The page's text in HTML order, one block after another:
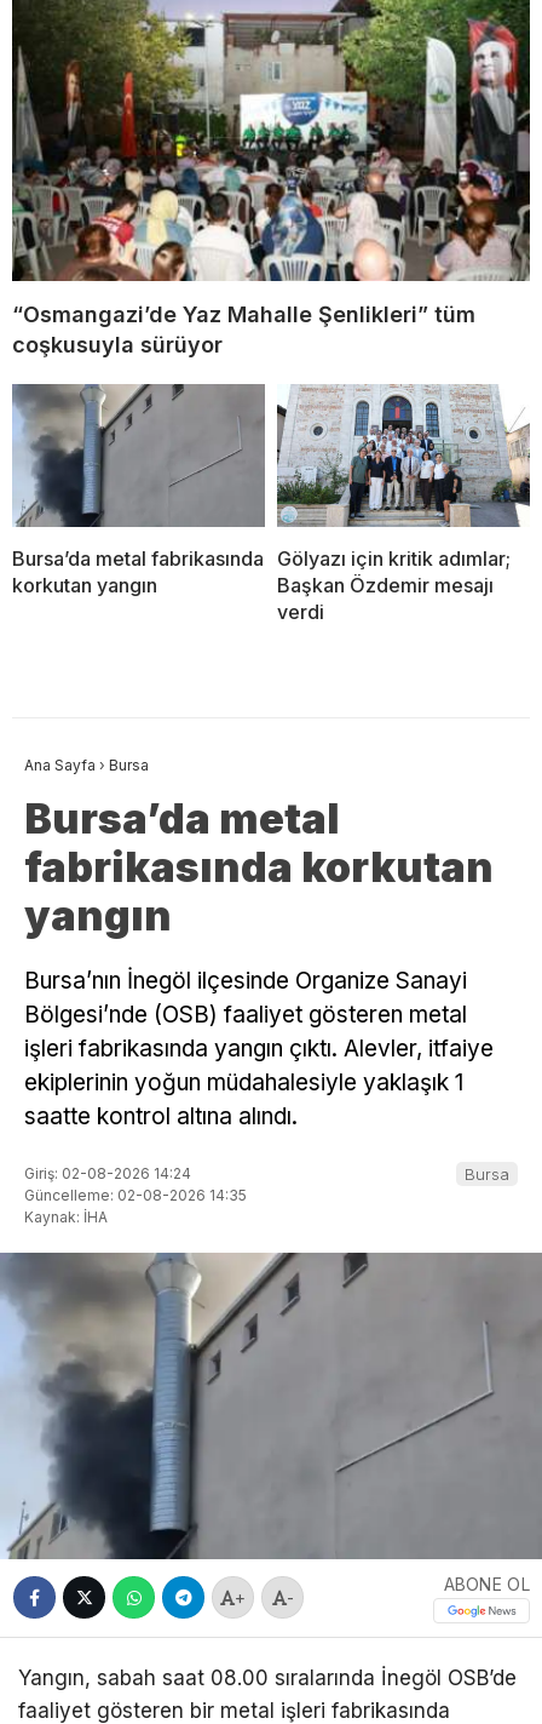
“Osmangazi’de Yaz Mahalle Şenlikleri” tüm
coşkusuyla sürüyor
Bursa’da metal fabrikasında
korkutan yangın
Gölyazı için kritik adımlar;
Başkan Özdemir mesajı
verdi
Ana Sayfa › Bursa
Bursa’da metal
fabrikasında korkutan
yangın
Bursa’nın İnegöl ilçesinde Organize Sanayi
Bölgesi’nde (OSB) faaliyet gösteren metal
işleri fabrikasında yangın çıktı. Alevler, itfaiye
ekiplerinin yoğun müdahalesiyle yaklaşık 1
saatte kontrol altına alındı.
Giriş: 02-08-2026 14:24
Güncelleme: 02-08-2026 14:35
Kaynak: İHA
Bursa
+ -
ABONE OL
Yangın, sabah saat 08.00 sıralarında İnegöl OSB’de
faaliyet gösteren bir metal işleri fabrikasında